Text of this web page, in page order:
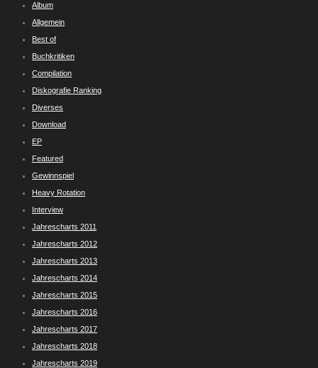
Album
Allgemein
Best of
Buchkritiken
Compilation
Diskografie Ranking
Diverses
Download
EP
Featured
Gewinnspiel
Heavy Rotation
Interview
Jahrescharts 2011
Jahrescharts 2012
Jahrescharts 2013
Jahrescharts 2014
Jahrescharts 2015
Jahrescharts 2016
Jahrescharts 2017
Jahrescharts 2018
Jahrescharts 2019